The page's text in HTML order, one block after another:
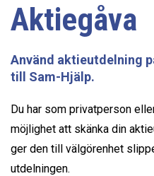
Aktiegåva
Använd aktieutdelning
till Sam-Hjälp.
Du har som privatperson
möjlighet att skänka din
ger den till välgörenhet
utdelningen.